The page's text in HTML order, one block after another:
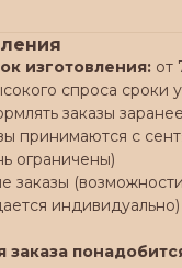
изготовления: от
спроса сроки
заказы
принимаются с
ограничены)
заказы
индивидуально)